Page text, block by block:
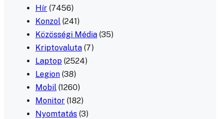
Hír (7456)
Konzol (241)
Közösségi Média (35)
Kriptovaluta (7)
Laptop (2524)
Legion (38)
Mobil (1260)
Monitor (182)
Nyomtatás (3)